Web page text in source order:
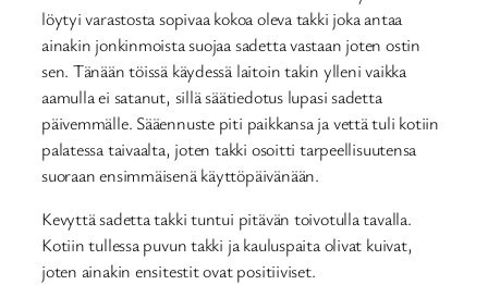
löytyi varastosta sopivaa kokoa oleva takki joka antaa
ainakin jonkinmoista suojaa sadetta vastaan joten ostin
sen. Tänään töissä käydessä laitoin takin ylleni vaikka
aamulla ei satanut, sillä säätiedotus lupasi sadetta
päivemmälle. Sääennuste piti paikkansa ja vettä tuli kotiin
palatessa taivaalta, joten takki osoitti tarpeellisuutensa
suoraan ensimmäisenä käyttöpäivänään.
Kevyttä sadetta takki tuntui pitävän toivotulla tavalla.
Kotiin tullessa puvun takki ja kauluspaita olivat kuivat,
joten ainakin ensitestit ovat positiiviset.